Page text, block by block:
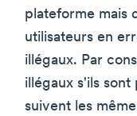
plateforme mais
utilisateurs en
illégaux. Par
illégaux s'ils
suivent les